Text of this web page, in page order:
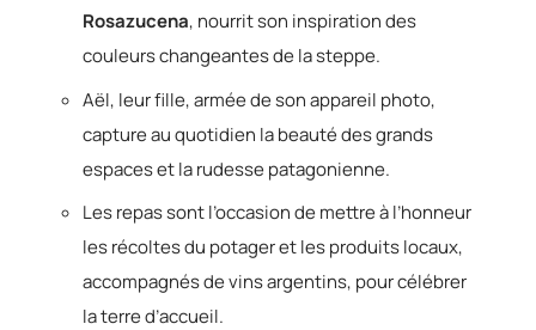
Rosazucena, nourrit son inspiration des
couleurs changeantes de la steppe.
Aël, leur fille, armée de son appareil photo,
capture au quotidien la beauté des grands
espaces et la rudesse patagonienne.
Les repas sont l’occasion de mettre à l’honneur
les récoltes du potager et les produits locaux,
accompagnés de vins argentins, pour célébrer
la terre d’accueil.